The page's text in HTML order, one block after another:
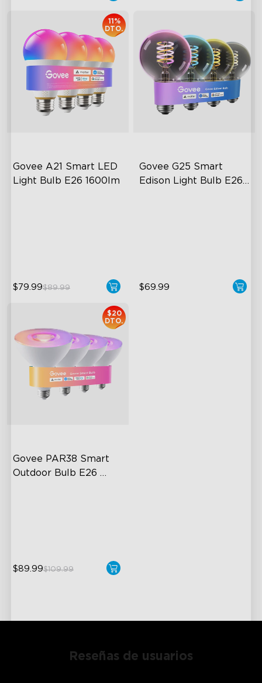
Govee A21 Smart LED
Light Bulb E26 1600lm
11%
DTO.
$79.99$89.99
Govee G25 Smart
Edison Light Bulb E26
$69.99
Govee PAR38 Smart
Outdoor Bulb E26
$20
DTO.
$89.99$109.99
Reseñas de usuarios